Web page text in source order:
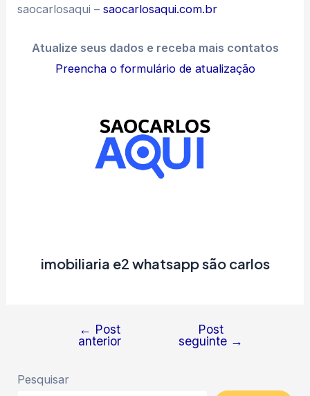
saocarlosaqui –saocarlosaqui.com.br
Atualize seus dados e receba mais contatos
Preencha o formulário de atualização
imobiliaria e2 whatsapp são carlos
Navegação
Post
← Post
anterior
Post
seguinte →
Pesquisar